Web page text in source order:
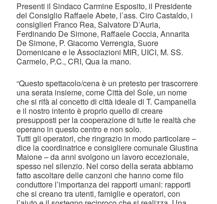
Presenti il Sindaco Carmine Esposito, il Presidente
del Consiglio Raffaele Abete, l’ass. Ciro Castaldo, i
consiglieri Franco Rea, Salvatore D’Auria,
Ferdinando De Simone, Raffaele Coccia, Annarita
De Simone, P. Giacomo Verrengia, Suore
Domenicane e le Associazioni MIR, UICI, M. SS.
Carmelo, P.C., CRI, Qua la mano.
“Questo spettacolo/cena è un pretesto per trascorrere
una serata insieme, come Città del Sole, un nome
che si rifà al concetto di città ideale di T. Campanella
e il nostro intento è proprio quello di creare
presupposti per la cooperazione di tutte le realtà che
operano in questo centro e non solo.
Tutti gli operatori, che ringrazio in modo particolare –
dice la coordinatrice e consigliere comunale Giustina
Maione – da anni svolgono un lavoro eccezionale,
spesso nel silenzio. Nel corso della serata abbiamo
fatto ascoltare delle canzoni che hanno come filo
conduttore l’importanza dei rapporti umani: rapporti
che si creano tra utenti, famiglie e operatori, con